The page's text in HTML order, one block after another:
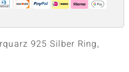
925 Silber Ring,